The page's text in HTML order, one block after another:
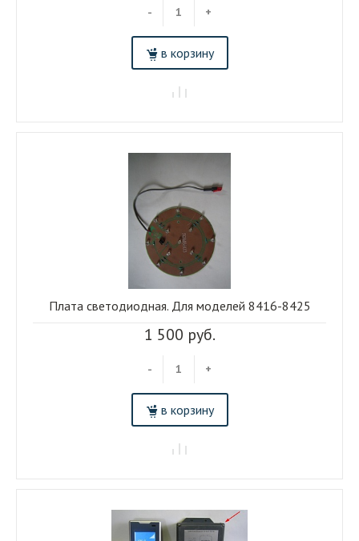
- +
в корзину
1 500 руб.
- +
в корзину
Плата светодиодная. Для моделей 8416-8425